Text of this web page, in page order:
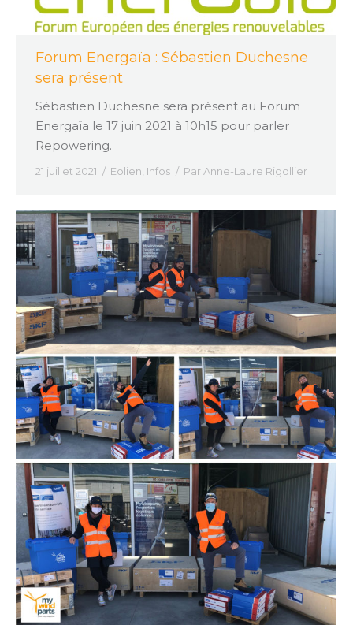
Forum Energaïa : Sébastien Duchesne
sera présent
Sébastien Duchesne sera présent au Forum
Energaïa le 17 juin 2021 à 10h15 pour parler
Repowering.
21 juillet 2021 Eolien, Infos ParAnne-Laure Rigollier